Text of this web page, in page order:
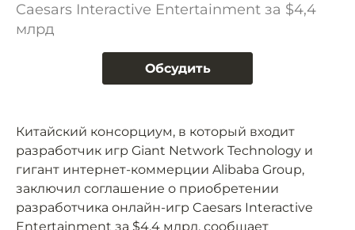
Caesars Interactive Entertainment за $4,4
млрд
Обсудить
Китайский консорциум, в который входит
разработчик игр Giant Network Technology и
гигант интернет-коммерции Alibaba Group,
заключил соглашение о приобретении
разработчика онлайн-игр Caesars Interactive
Entertainment за $4,4 млрд, сообщает